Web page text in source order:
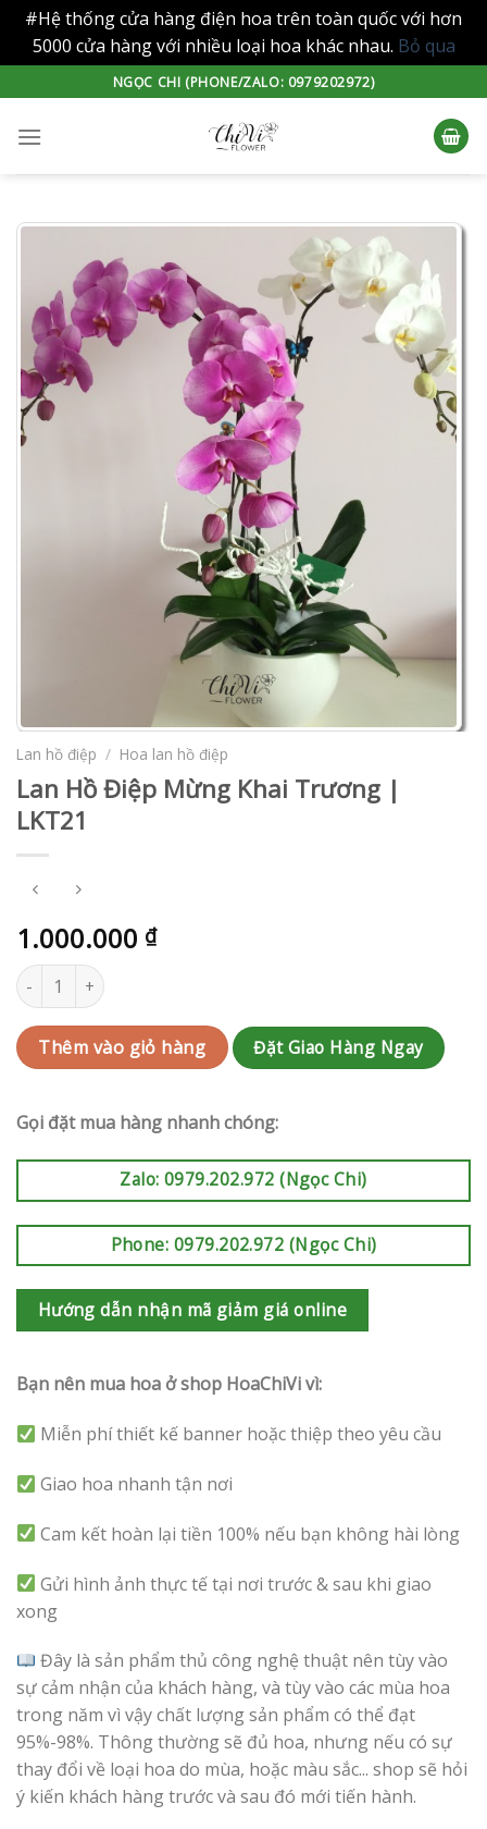
#Hệ thống cửa hàng điện hoa trên toàn quốc với hơn
5000 cửa hàng với nhiều loại hoa khác nhau. Bỏ qua
to
content
NGỌC CHI (PHONE/ZALO: 0979202972)
Lan hồ điệp / Hoa lan hồ điệp
Lan Hồ Điệp Mừng Khai Trương |
LKT21
1.000.000 ₫
Lan Hồ Điệp Mừng Khai Trương | LKT21 số lượng
Thêm vào giỏ hàng Đặt Giao Hàng Ngay
Gọi đặt mua hàng nhanh chóng:
Zalo: 0979.202.972 (Ngọc Chi)
Phone: 0979.202.972 (Ngọc Chi)
Hướng dẫn nhận mã giảm giá online
Bạn nên mua hoa ở shop HoaChiVi vì:
Miễn phí thiết kế banner hoặc thiệp theo yêu cầu
Giao hoa nhanh tận nơi
Cam kết hoàn lại tiền 100% nếu bạn không hài lòng
Gửi hình ảnh thực tế tại nơi trước & sau khi giao
xong
Đây là sản phẩm thủ công nghệ thuật nên tùy vào
sự cảm nhận của khách hàng, và tùy vào các mùa hoa
trong năm vì vậy chất lượng sản phẩm có thể đạt
95%-98%. Thông thường sẽ đủ hoa, nhưng nếu có sự
thay đổi về loại hoa do mùa, hoặc màu sắc... shop sẽ hỏi
ý kiến khách hàng trước và sau đó mới tiến hành.